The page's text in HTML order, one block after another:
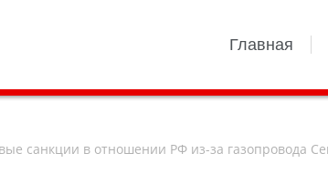
Главная
санкции в отношении РФ из-за газопровода